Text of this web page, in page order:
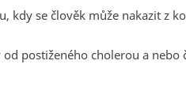
kdy se člověk může nakazit z
postiženého cholerou a nebo